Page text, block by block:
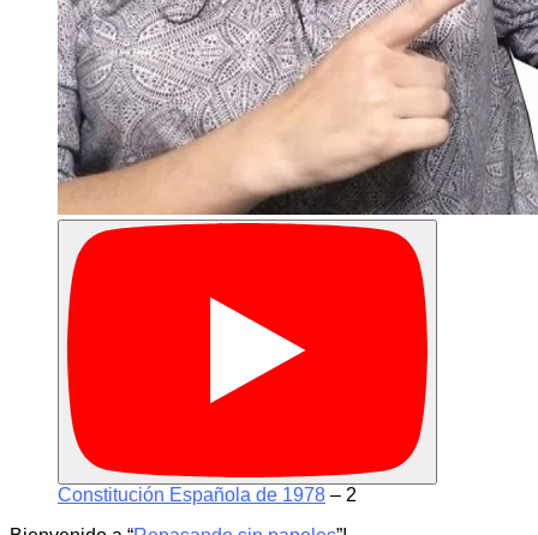
Constitución Española de 1978 – 2